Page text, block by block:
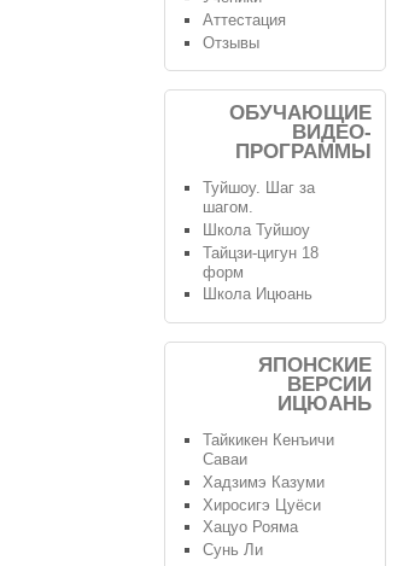
Аттестация
Отзывы
ОБУЧАЮЩИЕ
ВИДЕО-
ПРОГРАММЫ
Туйшоу. Шаг за
шагом.
Школа Туйшоу
Тайцзи-цигун 18
форм
Школа Ицюань
ЯПОНСКИЕ
ВЕРСИИ
ИЦЮАНЬ
Тайкикен Кенъичи
Саваи
Хадзимэ Казуми
Хиросигэ Цуёси
Хацуо Рояма
Сунь Ли